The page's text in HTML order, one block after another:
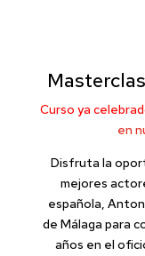
Curso ya
en
Disfruta la
mejores
española,
de Málaga para
años en el